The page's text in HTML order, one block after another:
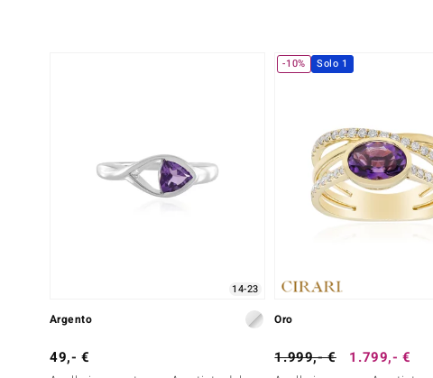
14-23
Argento
49,- €
-10% Solo 1
Oro
1.999,- € 1.799,- €